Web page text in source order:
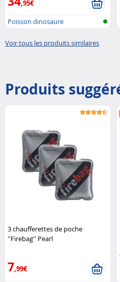
,95€
Poisson dinosaure
Voir tous les produits similaires
Produits
3 chaufferettes de poche
''Firebag'' Pearl
7,99€